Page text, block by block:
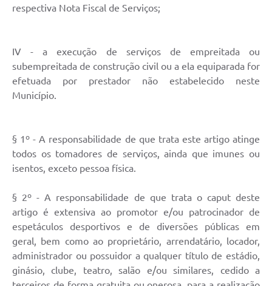
respectiva Nota Fiscal de Serviços;
IV - a execução de serviços de empreitada ou
subempreitada de construção civil ou a ela equiparada for
efetuada por prestador não estabelecido neste
Município.
§ 1º - A responsabilidade de que trata este artigo atinge
todos os tomadores de serviços, ainda que imunes ou
isentos, exceto pessoa física.
§ 2º - A responsabilidade de que trata o caput deste
artigo é extensiva ao promotor e/ou patrocinador de
espetáculos desportivos e de diversões públicas em
geral, bem como ao proprietário, arrendatário, locador,
administrador ou possuidor a qualquer título de estádio,
ginásio, clube, teatro, salão e/ou similares, cedido a